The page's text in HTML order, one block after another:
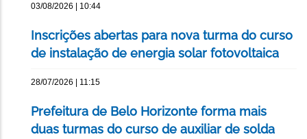
03/08/2026 | 10:44
Inscrições abertas para nova turma do curso
de instalação de energia solar fotovoltaica
28/07/2026 | 11:15
Prefeitura de Belo Horizonte forma mais
duas turmas do curso de auxiliar de solda